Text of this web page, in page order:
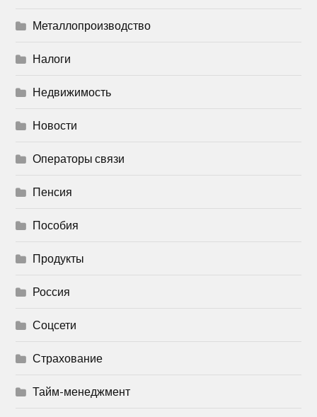
Металлопроизводство
Налоги
Недвижимость
Новости
Операторы связи
Пенсия
Пособия
Продукты
Россия
Соцсети
Страхование
Тайм-менеджмент